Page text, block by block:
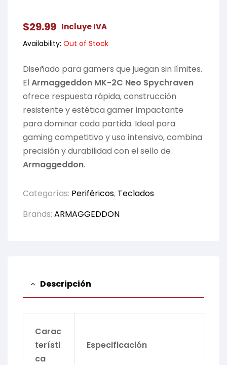
$29.99 Incluye IVA
Availability: Out of Stock
Diseñado para gamers que juegan sin límites.
ElArmaggeddon MK-2C Neo Spychraven
ofrece respuesta rápida, construcción
resistente y estética gamer impactante
para dominar cada partida. Ideal para
gaming competitivo y uso intensivo, combina
precisión y durabilidad con el sello de
Armaggeddon.
Categorías: Periféricos, Teclados
Brands: ARMAGGEDDON
Descripción
Carac
terísti
ca
Especificación